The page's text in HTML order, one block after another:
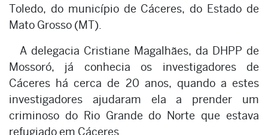
Toledo, do município de Cáceres, do Estado de
Mato Grosso (MT).
A delegacia Cristiane Magalhães, da DHPP de
Mossoró, já conhecia os investigadores de
Cáceres há cerca de 20 anos, quando a estes
investigadores ajudaram ela a prender um
criminoso do Rio Grande do Norte que estava
refugiado em Cáceres.